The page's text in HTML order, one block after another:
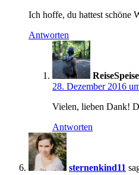
Ich hoffe, du hattest schöne
Antworten
28. Dezember 2016
Vielen, lieben Dank!
Antworten
sternenkind11